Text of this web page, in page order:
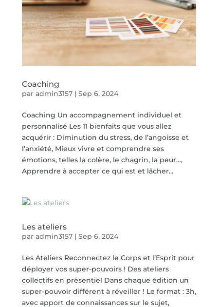
Coaching
par admin3157| Sep 6, 2024
Coaching Un accompagnement individuel et
personnalisé Les 11 bienfaits que vous allez
acquérir : Diminution du stress, de l’angoisse et
l’anxiété, Mieux vivre et comprendre ses
émotions, telles la colère, le chagrin, la peur…,
Apprendre à accepter ce qui est et lâcher...
Les ateliers
par admin3157| Sep 6, 2024
Les Ateliers Reconnectez le Corps et l’Esprit pour
déployer vos super-pouvoirs ! Des ateliers
collectifs en présentiel Dans chaque édition un
super-pouvoir différent à réveiller ! Le format : 3h,
avec apport de connaissances sur le sujet,